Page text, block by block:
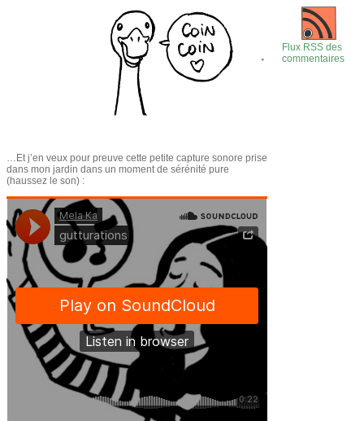
…Et j’en veux pour preuve cette petite capture sonore prise
dans mon jardin dans un moment de sérénité pure
(haussez le son) :
Flux RSS des
commentaires